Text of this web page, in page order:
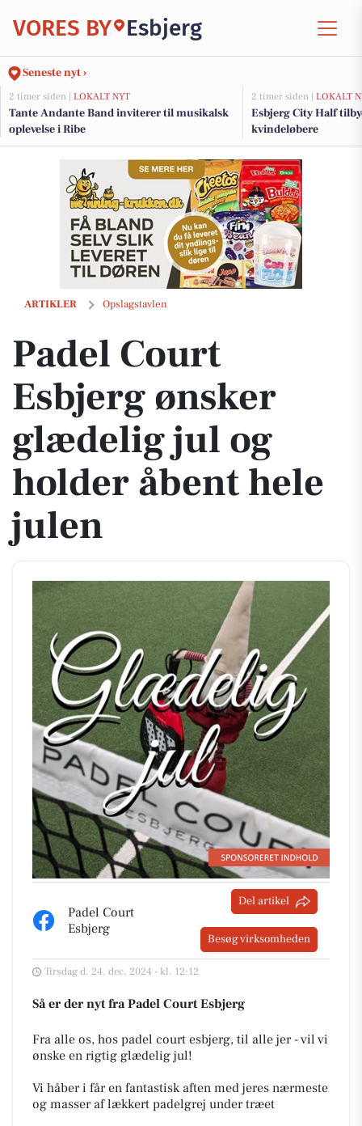
VORES BY Esbjerg
Seneste nyt ›
2 timer siden | LOKALT NYT
Tante Andante Band inviterer til musikalsk
oplevelse i Ribe
2 timer siden | LOKALT
Esbjerg City Half
kvindeløbere
ARTIKLER Opslagstavlen
Padel Court Esbjerg ønsker glædelig jul og holder åbent hele julen
Padel Court
Esbjerg ønsker
glædelig jul og
holder åbent hele
julen
Padel Court
Esbjerg
Del artikel
Besøg virksomheden
Tirsdag d. 24. dec. 2024 - kl. 12:12
Så er der nyt fra Padel Court Esbjerg
Fra alle os, hos padel court esbjerg, til alle jer - vil vi
ønske en rigtig glædelig jul!
Vi håber i får en fantastisk aften med jeres nærmeste
og masser af lækkert padelgrej under træet